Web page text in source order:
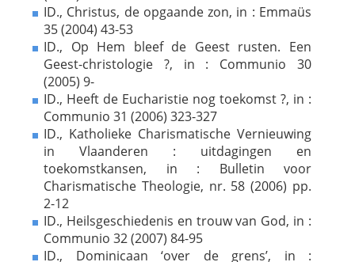
ID., Christus, de opgaande zon, in : Emmaüs
35 (2004) 43-53
ID., Op Hem bleef de Geest rusten. Een
Geest-christologie ?, in : Communio 30
(2005) 9-
ID., Heeft de Eucharistie nog toekomst ?, in :
Communio 31 (2006) 323-327
ID., Katholieke Charismatische Vernieuwing
in Vlaanderen : uitdagingen en
toekomstkansen, in : Bulletin voor
Charismatische Theologie, nr. 58 (2006) pp.
2-12
ID., Heilsgeschiedenis en trouw van God, in :
Communio 32 (2007) 84-95
ID., Dominicaan ‘over de grens’, in :